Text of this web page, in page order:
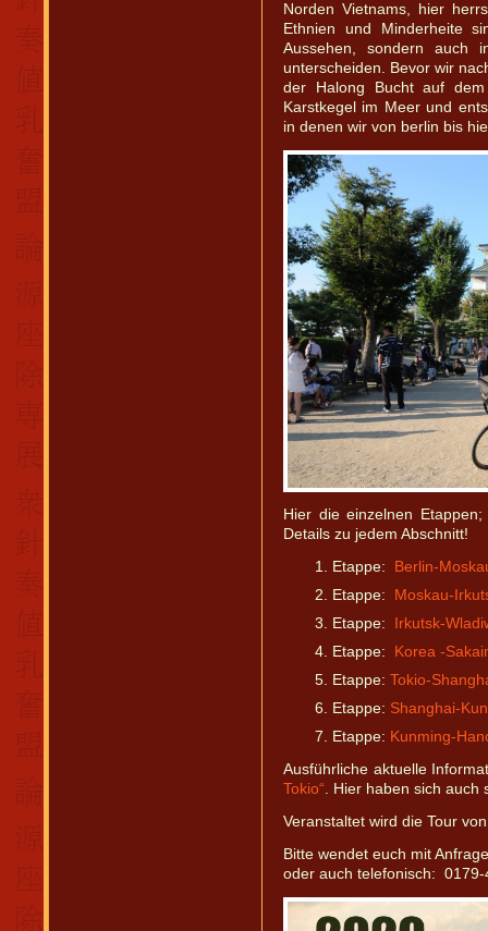
Norden Vietnams, hier
Ethnien und Minderheite
Aussehen, sondern auch
unterscheiden. Bevor wir
der Halong Bucht auf
Karstkegel im Meer und
in denen wir von berlin bis
Hier die einzelnen
Details zu jedem Abschnitt!
Etappe: Berlin-
Etappe: Moskau-
Etappe: Irkutsk-
Etappe: Korea -
Etappe: Tokio-
Etappe: Shanghai-
Etappe: Kunming-
Ausführliche aktuelle
Tokio“ . Hier haben sich
Veranstaltet wird die Tour
Bitte wendet euch mit
oder auch telefonisch: 0179-